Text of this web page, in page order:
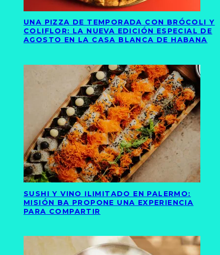
UNA PIZZA DE TEMPORADA CON BRÓCOLI Y
COLIFLOR: LA NUEVA EDICIÓN ESPECIAL DE
AGOSTO EN LA CASA BLANCA DE HABANA
SUSHI Y VINO ILIMITADO EN PALERMO:
MISIÓN BA PROPONE UNA EXPERIENCIA
PARA COMPARTIR